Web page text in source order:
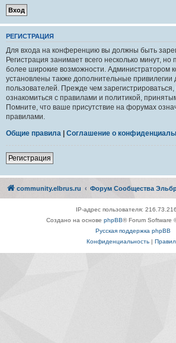
РЕГИСТРАЦИЯ
Для входа на конференцию вы должны быть
Регистрация занимает всего несколько минут, но
более широкие возможности. Администратором
установлены также дополнительные привилегии
пользователей. Прежде чем
ознакомиться с правилами и политикой,
Помните, что ваше присутствие на форумах
правилами.
Общие правила | Соглашение о
Регистрация
community.elbrus.ru Форум Сообщества
IP-адрес пользователя:
Создано на основе phpBB® Forum Software
Русская поддержка phpBB
Конфиденциальность|